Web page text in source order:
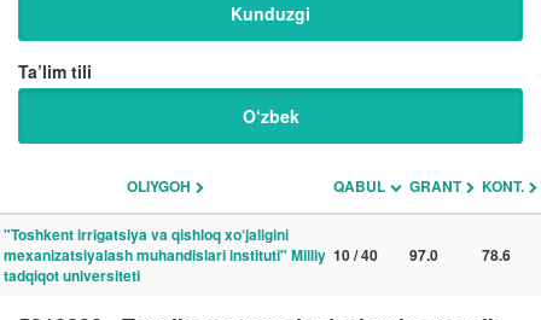
Kunduzgi
Ta’lim tili
O‘zbek
OLIYGOH QABUL GRANT KONT.
"Toshkent irrigatsiya va qishloq xo‘jaligini
mexanizatsiyalash muhandislari instituti" Milliy
tadqiqot universiteti
10 / 40 97.0 78.6